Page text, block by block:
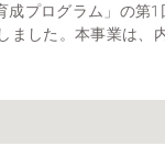
成プログラム」の第1
ました。本事業は、